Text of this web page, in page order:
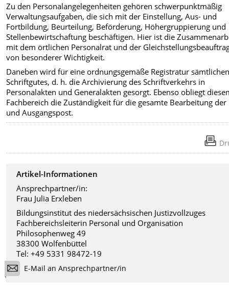
Zu den Personalangelegenheiten gehören schwerpunktmäßig
Verwaltungsaufgaben, die sich mit der Einstellung, Aus- und
Fortbildung, Beurteilung, Beförderung, Höhergruppierung und
Stellenbewirtschaftung beschäftigen. Hier ist die
mit dem örtlichen Personalrat und der
von besonderer Wichtigkeit.
Daneben wird für eine ordnungsgemäße Registratur
Schriftgutes, d. h. die Archivierung des Schriftverkehrs in
Personalakten und Generalakten gesorgt. Ebenso obliegt
Fachbereich die Zuständigkeit für die gesamte Bearbeitung der
und Ausgangspost.
Artikel-Informationen
Ansprechpartner/in:
Frau Julia Erxleben
Bildungsinstitut des niedersächsischen Justizvollzuges
Fachbereichsleiterin Personal und Organisation
Philosophenweg 49
38300 Wolfenbüttel
Tel: +49 5331 98472-19
E-Mail an Ansprechpartner/in